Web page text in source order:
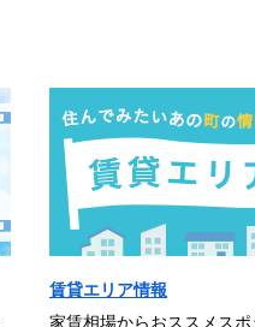
賃貸エリア情報
家賃相場からおススメス